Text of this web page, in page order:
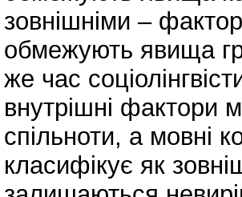
зовнішніми –
обмежують явища
же час
внутрішні фактори
спільноти, а мовні
класифікує як